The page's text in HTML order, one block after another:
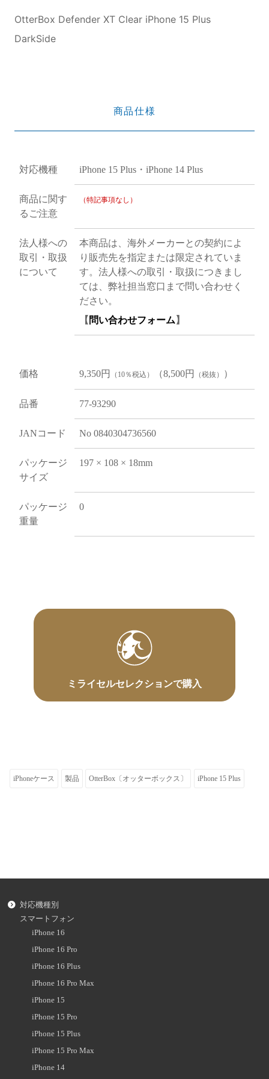
OtterBox Defender XT Clear iPhone 15 Plus
DarkSide
商品仕様
対応機種 iPhone 15 Plus・iPhone 14 Plus
商品に関す
るご注意
（特記事項なし）
法人様への
取引・取扱
について
本商品は、海外メーカーとの契約によ
り販売先を指定または限定されていま
す。法人様への取引・取扱につきまし
ては、弊社担当窓口まで問い合わせく
ださい。
【 問い合わせフォーム 】
価格 9,350円 （10％税込） （8,500円 （税抜） ）
品番 77-93290
JANコード No 0840304736560
パッケージ
サイズ
197 × 108 × 18mm
パッケージ
重量
0
ミライセルセレクションで購入
iPhoneケース 製品 OtterBox〔オッターボックス〕 iPhone 15 Plus
対応機種別
スマートフォン
iPhone 16
iPhone 16 Pro
iPhone 16 Plus
iPhone 16 Pro Max
iPhone 15
iPhone 15 Pro
iPhone 15 Plus
iPhone 15 Pro Max
iPhone 14